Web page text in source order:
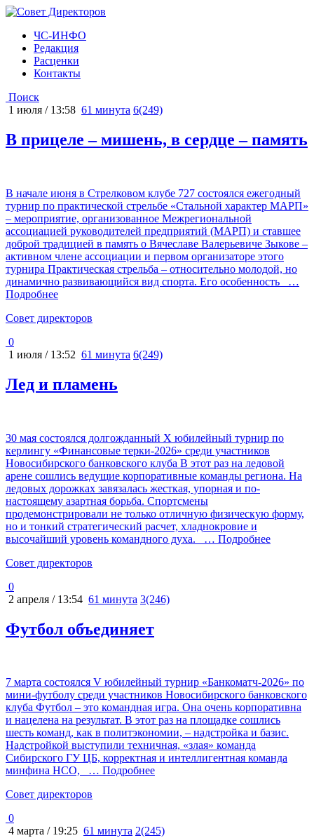
ЧС-ИНФО
Редакция
Расценки
Контакты
Поиск
1 июля / 13:58 61 минута 6(249)
В прицеле – мишень, в сердце – память
В начале июня в Стрелковом клубе 727 состоялся ежегодный
турнир по практической стрельбе «Стальной характер МАРП»
– мероприятие, организованное Межрегиональной
ассоциацией руководителей предприятий (МАРП) и ставшее
доброй традицией в память о Вячеславе Валерьевиче Зыкове –
активном члене ассоциации и первом организаторе этого
турнира Практическая стрельба – относительно молодой, но
динамично развивающийся вид спорта. Его особенность
…
Подробнее
Cовет директоров
0
1 июля / 13:52 61 минута 6(249)
Лед и пламень
30 мая состоялся долгожданный Х юбилейный турнир по
керлингу «Финансовые терки-2026» среди участников
Новосибирского банковского клуба В этот раз на ледовой
арене сошлись ведущие корпоративные команды региона. На
ледовых дорожках завязалась жесткая, упорная и по-
настоящему азартная борьба. Спортсмены
продемонстрировали не только отличную физическую форму,
но и тонкий стратегический расчет, хладнокровие и
высочайший уровень командного духа.
… Подробнее
Cовет директоров
0
2 апреля / 13:54 61 минута 3(246)
Футбол объединяет
7 марта состоялся V юбилейный турнир «Банкоматч-2026» по
мини-футболу среди участников Новосибирского банковского
клуба Футбол – это командная игра. Она очень корпоративна
и нацелена на результат. В этот раз на площадке сошлись
шесть команд, как в политэкономии, – надстройка и базис.
Надстройкой выступили техничная, «злая» команда
Сибирского ГУ ЦБ, корректная и интеллигентная команда
минфина НСО,
… Подробнее
Cовет директоров
0
4 марта / 19:25 61 минута 2(245)